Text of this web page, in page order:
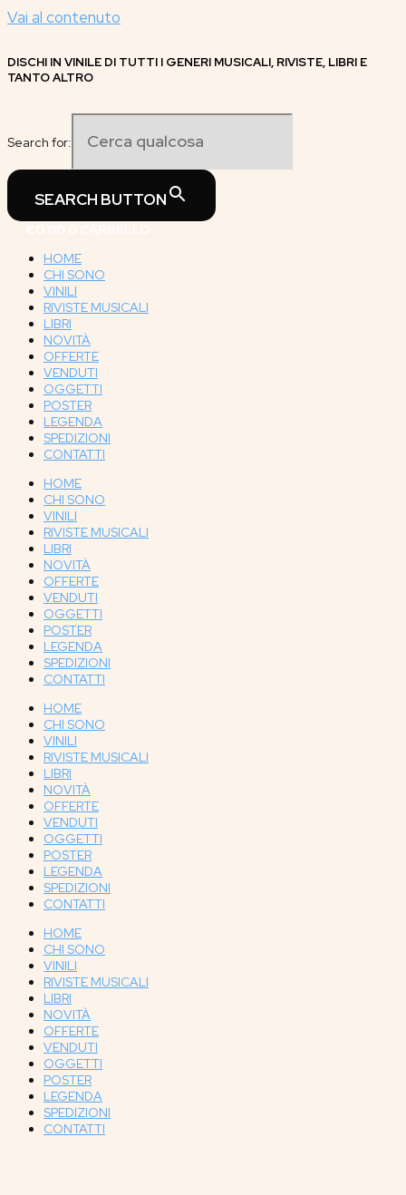
Vai al contenuto
DISCHI IN VINILE DI TUTTI I GENERI MUSICALI, RIVISTE, LIBRI E
TANTO ALTRO
Search for:
SEARCH BUTTON
HOME
CHI SONO
VINILI
RIVISTE MUSICALI
LIBRI
NOVITÀ
OFFERTE
VENDUTI
OGGETTI
POSTER
LEGENDA
SPEDIZIONI
CONTATTI
HOME
CHI SONO
VINILI
RIVISTE MUSICALI
LIBRI
NOVITÀ
OFFERTE
VENDUTI
OGGETTI
POSTER
LEGENDA
SPEDIZIONI
CONTATTI
HOME
CHI SONO
VINILI
RIVISTE MUSICALI
LIBRI
NOVITÀ
OFFERTE
VENDUTI
OGGETTI
POSTER
LEGENDA
SPEDIZIONI
CONTATTI
HOME
CHI SONO
VINILI
RIVISTE MUSICALI
LIBRI
NOVITÀ
OFFERTE
VENDUTI
OGGETTI
POSTER
LEGENDA
SPEDIZIONI
CONTATTI